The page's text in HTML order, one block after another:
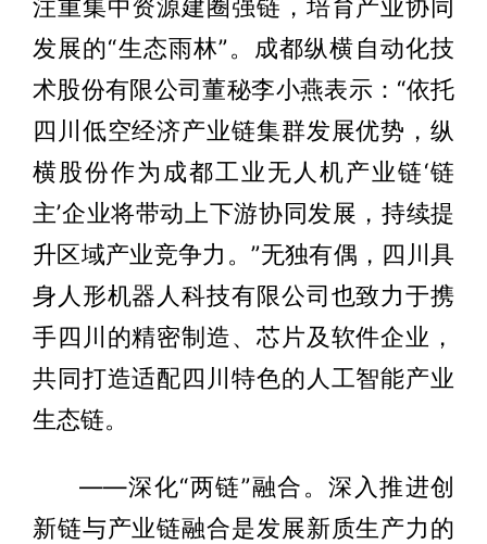
注重集中资源建圈强链，培育产业协同
发展的“生态雨林”。成都纵横自动化技
术股份有限公司董秘李小燕表示：“依托
四川低空经济产业链集群发展优势，纵
横股份作为成都工业无人机产业链‘链
主’企业将带动上下游协同发展，持续提
升区域产业竞争力。”无独有偶，四川具
身人形机器人科技有限公司也致力于携
手四川的精密制造、芯片及软件企业，
共同打造适配四川特色的人工智能产业
生态链。
——深化“两链”融合。深入推进创
新链与产业链融合是发展新质生产力的